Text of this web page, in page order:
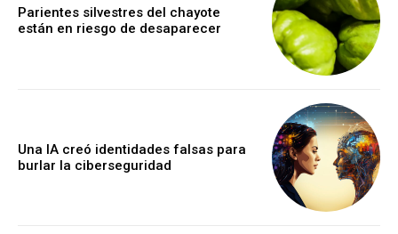
Parientes silvestres del chayote
están en riesgo de desaparecer
Una IA creó identidades falsas para
burlar la ciberseguridad